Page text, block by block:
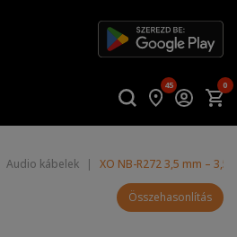
45 0
Audio kábelek | XO NB-R272 3,5 mm –
Összehasonlítás